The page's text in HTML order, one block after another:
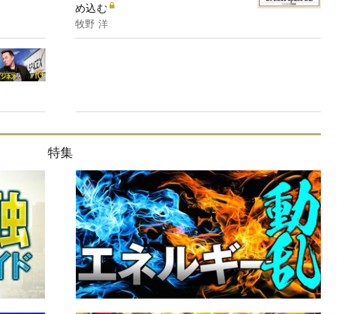
め込む
牧野 洋
特集